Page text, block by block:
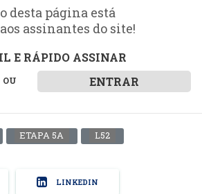
desta página está
assinantes do site!
E RÁPIDO ASSINAR
OU ENTRAR
ETAPA 5A L52
LINKEDIN